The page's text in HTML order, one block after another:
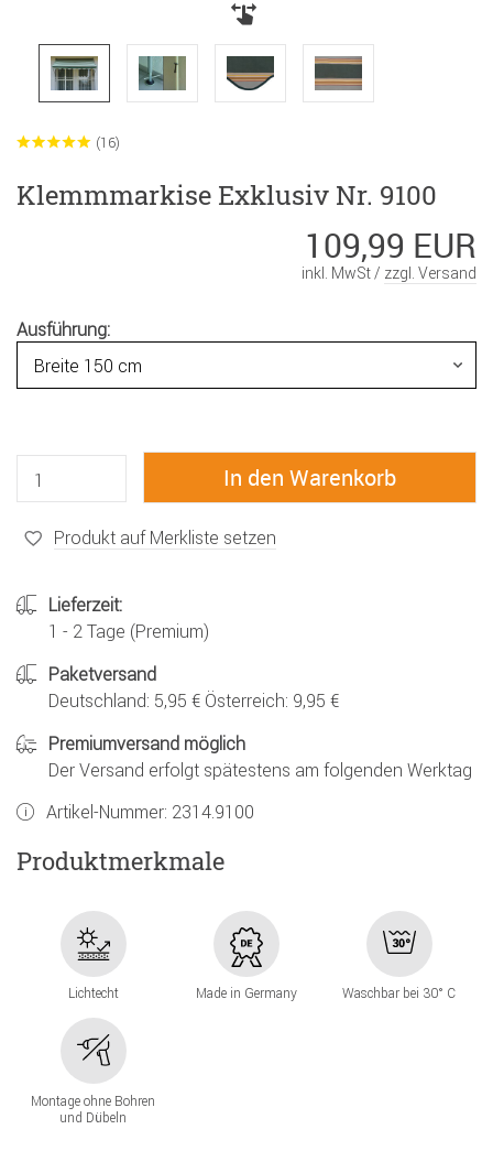
(16)
Klemmmarkise Exklusiv Nr. 9100
109,99 EUR
inkl. MwSt / zzgl. Versand
Ausführung:
Produkt auf Merkliste setzen
Lieferzeit:
1 - 2 Tage (Premium)
Paketversand
Deutschland: 5,95 € Österreich: 9,95 €
Premiumversand möglich
Der Versand erfolgt spätestens am folgenden Werktag
Artikel-Nummer: 2314.9100
Produktmerkmale
Lichtecht Made in Germany Waschbar bei 30° C
Montage ohne Bohren
und Dübeln